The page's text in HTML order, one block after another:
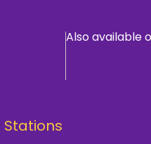
Also available
Stations